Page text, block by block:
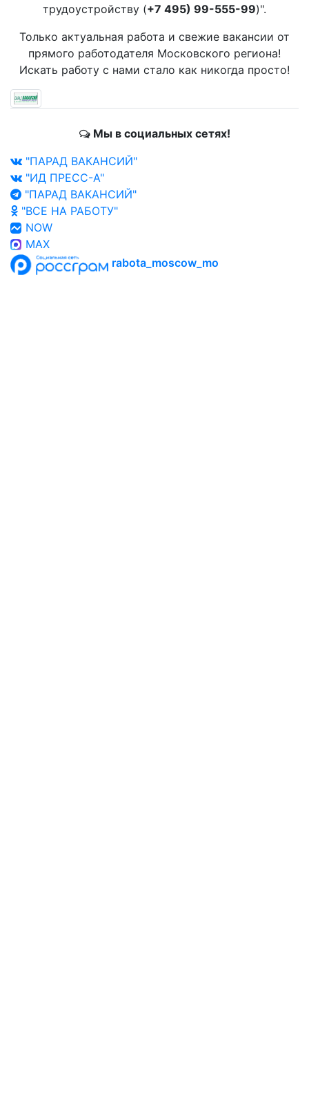
трудоустройству (+7 495) 99-555-99)".
Только актуальная работа и свежие вакансии от
прямого работодателя Московского региона!
Искать работу с нами стало как никогда просто!
Мы в социальных сетях!
"ПАРАД ВАКАНСИЙ"
"ИД ПРЕСС-А"
"ПАРАД ВАКАНСИЙ"
"ВСЕ НА РАБОТУ"
NOW
MAX
rabota_moscow_mo